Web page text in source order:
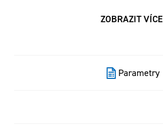
ZOBRAZIT VÍCE
Parametry